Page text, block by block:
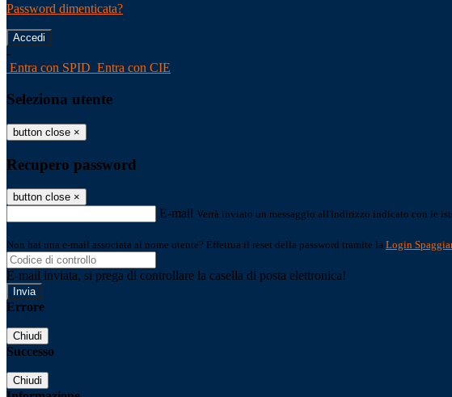
Password dimenticata?
-
Entra con SPID Entra con CIE
Seleziona utente
button close ×
Recupero password
button close ×
E-mail Verrà inviato un messaggio all'indirizzo indicato con le
Non hai una e-mail associata al nome utente? Effettua il reset della password tramite la Login
E-mail inviata, si prega di controllare la casella di posta elettronica!
Errore
Chiudi
Successo
Chiudi